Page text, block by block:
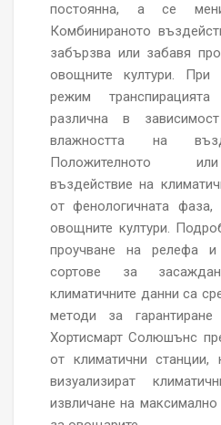
постоянна, а се
Комбинираното
забързва или забавя
овощните култури.
режим
различна в
влажността на
Положителното
въздействие на
от фенологичната
овощните култури.
проучване на релефа и
сортове за
климатичните данни са
методи за
Хортисмарт Солюшънс
от климатични
визуализират
извличане на